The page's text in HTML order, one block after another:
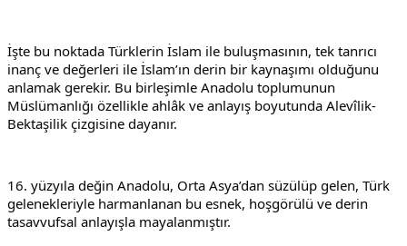
İşte bu noktada Türklerin İslam ile buluşmasının, tek tanrıcı
inanç ve değerleri ile İslam’ın derin bir kaynaşımı olduğunu
anlamak gerekir. Bu birleşimle Anadolu toplumunun
Müslümanlığı özellikle ahlâk ve anlayış boyutunda Alevîlik-
Bektaşilik çizgisine dayanır.
16. yüzyıla değin Anadolu, Orta Asya’dan süzülüp gelen, Türk
gelenekleriyle harmanlanan bu esnek, hoşgörülü ve derin
tasavvufsal anlayışla mayalanmıştır.